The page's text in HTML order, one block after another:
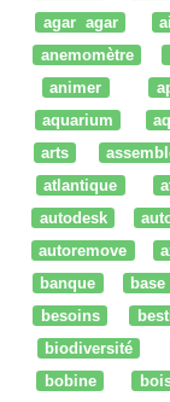
agar agar
anemomètre
animer
aquarium
arts
atlantique
autodesk
autoremove
banque
besoins
biodiversité
bobine